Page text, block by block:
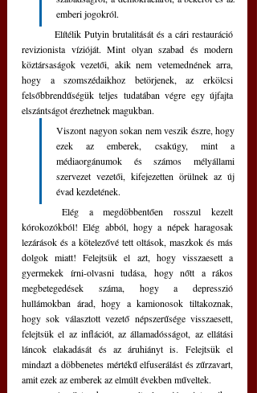
emberi jogokról.
revizionista vízióját. Mint olyan szabad és modern
köztársaságok vezetői, akik nem vetemednének arra,
hogy a szomszédaikhoz betörjenek, az erkölcsi
felsőbbrendűségük teljes tudatában végre egy újfajta
elszántságot érezhetnek magukban.
Viszont nagyon sokan nem veszik észre, hogy
ezek az emberek, csakúgy, mint a
médiaorgánumok és számos mélyállami
szervezet vezetői, kifejezetten örülnek az új
évad kezdetének.
kórokozókból! Elég abból, hogy a népek haragosak
lezárások és a kötelezővé tett oltások, maszkok és más
dolgok miatt! Felejtsük el azt, hogy visszaesett a
gyermekek írni-olvasni tudása, hogy nőtt a rákos
megbetegedések száma, hogy a depresszió
hullámokban árad, hogy a kamionosok tiltakoznak,
hogy sok választott vezető népszerűsége visszaesett,
felejtsük el az inflációt, az államadósságot, az ellátási
láncok elakadását és az áruhiányt is. Felejtsük el
mindazt a döbbenetes mértékű elfuserálást és zűrzavart,
amit ezek az emberek az elmúlt években műveltek.